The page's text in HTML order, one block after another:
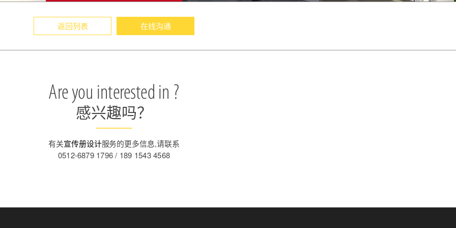
返回列表 在线沟通
Are you interested in ?
感兴趣吗？
有关宣传册设计服务的更多信息,请联系
0512-6879 1796 / 189 1543 4568